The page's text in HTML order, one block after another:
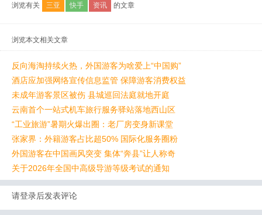
浏览有关 三亚 快手 资讯 的文章
浏览本文相关文章
反向海淘持续火热，外国游客为啥爱上“中国购”
酒店应加强网络宣传信息监管 保障游客消费权益
未成年游客景区被伤 县城巡回法庭就地开庭
云南首个一站式机车旅行服务驿站落地西山区
“工业旅游”暑期火爆出圈：老厂房变身新课堂
张家界：外籍游客占比超50% 国际化服务圈粉
外国游客在中国画风突变 集体“奔县”让人称奇
关于2026年全国中高级导游等级考试的通知
请登录后发表评论